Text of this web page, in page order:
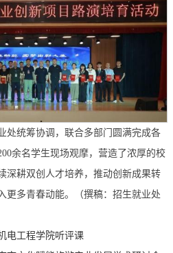
处统筹协调，联合多部门圆满完成各
余名学生现场观摩，营造了浓厚的校
深耕双创人才培养，推动创新成果转
更多青春动能。（撰稿：招生就业处
电工程学院听评课